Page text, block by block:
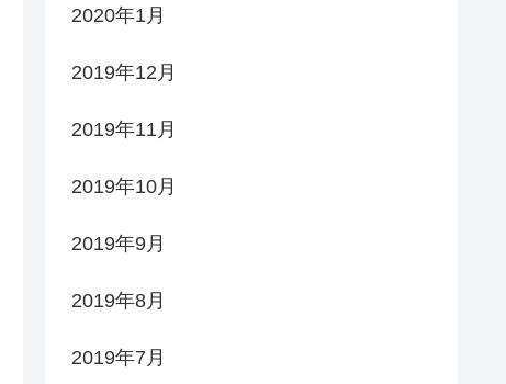
2020年1月
2019年12月
2019年11月
2019年10月
2019年9月
2019年8月
2019年7月